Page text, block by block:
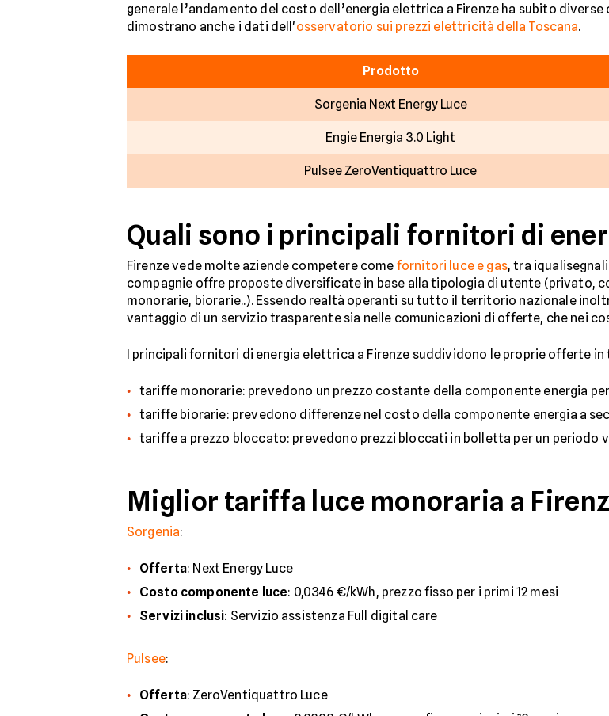
generale l’andamento del costo dell’energia elettrica a Firenze ha subito
dimostrano anche i dati dell'osservatorio sui prezzi elettricità della Toscana.
Prodotto
Sorgenia Next Energy Luce
Engie Energia 3.0 Light
Pulsee ZeroVentiquattro Luce
Quali sono i principali fornitori di
Firenze vede molte aziende competere come fornitori luce e gas, tra
compagnie offre proposte diversificate in base alla tipologia di utente (privato,
monorarie, biorarie..). Essendo realtà operanti su tutto il territorio nazionale
vantaggio di un servizio trasparente sia nelle comunicazioni di offerte, che nei
I principali fornitori di energia elettrica a Firenze suddividono le proprie offerte in
tariffe monorarie: prevedono un prezzo costante della componente energia
tariffe biorarie: prevedono differenze nel costo della componente energia a
tariffe a prezzo bloccato: prevedono prezzi bloccati in bolletta per un periodo
Miglior tariffa luce monoraria a
Sorgenia:
Offerta: Next Energy Luce
Costo componente luce: 0,0346 €/kWh, prezzo fisso per i primi 12 mesi
Servizi inclusi: Servizio assistenza Full digital care
Pulsee:
Offerta: ZeroVentiquattro Luce